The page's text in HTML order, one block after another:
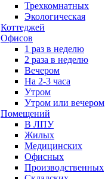
Трехкомнатных
Экологическая
Коттеджей
Офисов
1 раз в неделю
2 раза в неделю
Вечером
На 2-3 часа
Утром
Утром или вечером
Помещений
В ЛПУ
Жилых
Медицинских
Офисных
Производственных